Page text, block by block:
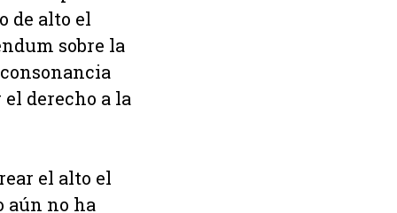
de alto el
sobre la
el derecho a la
el alto el
aún no ha